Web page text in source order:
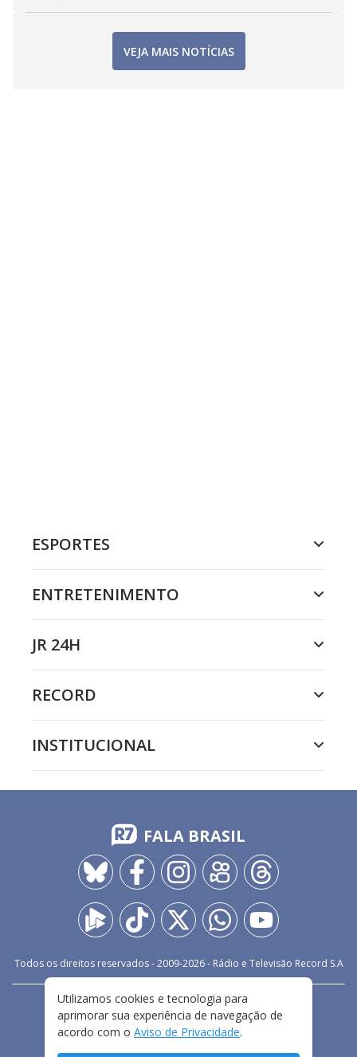
VEJA MAIS NOTÍCIAS
ESPORTES
ENTRETENIMENTO
JR 24H
RECORD
INSTITUCIONAL
FALA BRASIL
Todos os direitos reservados - 2009-2026- Rádio e Televisão Record S.A
FALE CONOSCO
PRIVACIDADE
TERMOS E CONDIÇÕES DE USO
Utilizamos cookies e tecnologia para
aprimorar sua experiência de navegação de
acordo com o Aviso de Privacidade.